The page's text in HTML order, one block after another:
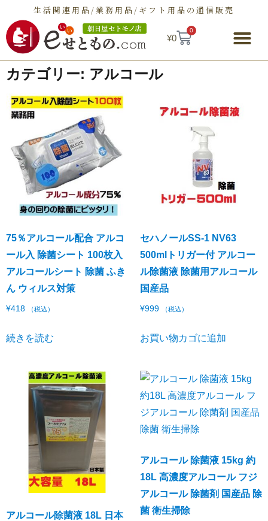
生活関連用品/業務用品/ギフト用品の通信販売
¥0
0
カテゴリー: アルコール
75％アルコール配合 アルコ
ール入 除菌シート 100枚入
アルコールシート 除菌 ふき
ん ウィルス対策
¥418 （税込）
続きを読む
セハノールSS-1 NV63
500mlトリガー付 アルコー
ル除菌液 除菌用アルコール
国産品
¥999 （税込）
お買い物カゴに追加
アルコール除菌液 18L 日本
アルコール 除菌液 15kg 約
18L 高濃度アルコール フジ
アルコール 除菌剤 国産品 除
菌 衛生掃除